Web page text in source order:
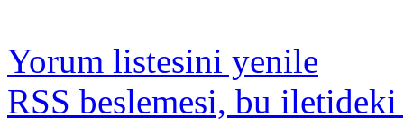
Yorum listesini yenile
RSS beslemesi, bu